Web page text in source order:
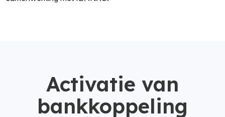
Activatie van
bankkoppeling